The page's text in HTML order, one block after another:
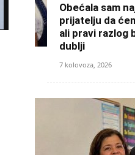
Obećala sam
prijatelju da
ali pravi razlog
dublji
7 kolovoza, 2026